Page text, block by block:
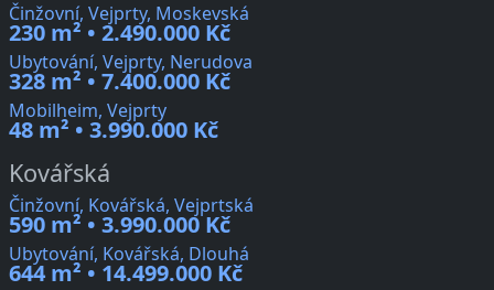
Činžovní, Vejprty, Moskevská
230 m² • 2.490.000 Kč
Ubytování, Vejprty, Nerudova
328 m² • 7.400.000 Kč
Mobilheim, Vejprty
48 m² • 3.990.000 Kč
Kovářská
Činžovní, Kovářská, Vejprtská
590 m² • 3.990.000 Kč
Ubytování, Kovářská, Dlouhá
644 m² • 14.499.000 Kč